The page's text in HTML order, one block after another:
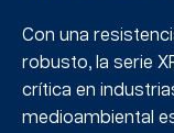
Con una
robusto, la serie
crítica en
medioambiental